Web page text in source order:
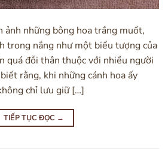
ảnh những bông hoa trắng muốt,
trong nắng như một biểu tượng của
quá đỗi thân thuộc với nhiều người
rằng, khi những cánh hoa ấy
chỉ lưu giữ […]
TIẾP TỤC ĐỌC →